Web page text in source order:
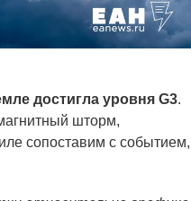
достигла уровня G3.
шторм,
сопоставим с событием,